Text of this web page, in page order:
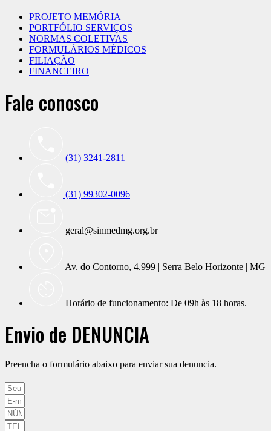
PROJETO MEMÓRIA
PORTFÓLIO SERVIÇOS
NORMAS COLETIVAS
FORMULÁRIOS MÉDICOS
FILIAÇÃO
FINANCEIRO
Fale conosco
(31) 3241-2811
(31) 99302-0096
geral@sinmedmg.org.br
Av. do Contorno, 4.999 | Serra Belo Horizonte | MG
Horário de funcionamento: De 09h às 18 horas.
Envio de DENÚNCIA
Preencha o formulário abaixo para enviar sua denuncia.